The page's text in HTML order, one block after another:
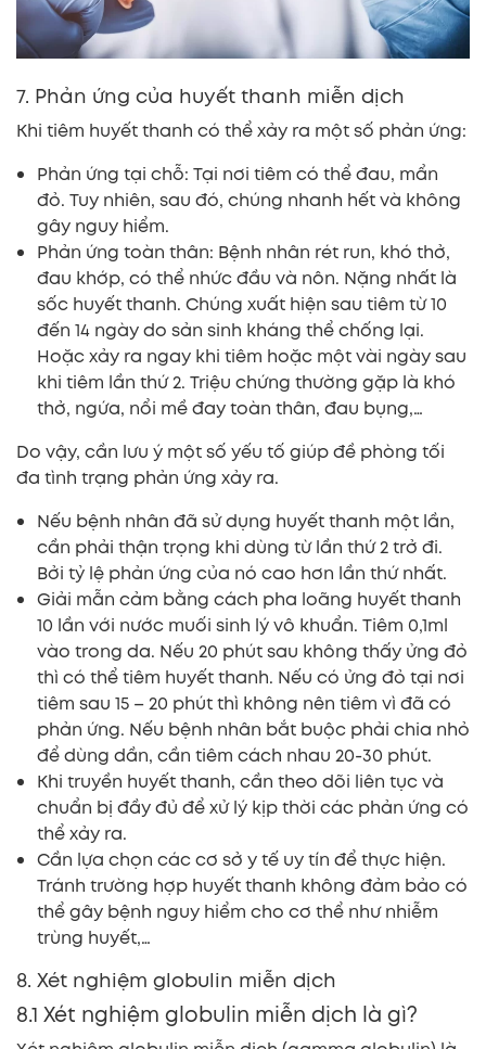
7. Phản ứng của huyết thanh miễn dịch
Khi tiêm huyết thanh có thể xảy ra một số phản ứng:
Phản ứng tại chỗ: Tại nơi tiêm có thể đau, mẩn
đỏ. Tuy nhiên, sau đó, chúng nhanh hết và không
gây nguy hiểm.
Phản ứng toàn thân: Bệnh nhân rét run, khó thở,
đau khớp, có thể nhức đầu và nôn. Nặng nhất là
sốc huyết thanh. Chúng xuất hiện sau tiêm từ 10
đến 14 ngày do sản sinh kháng thể chống lại.
Hoặc xảy ra ngay khi tiêm hoặc một vài ngày sau
khi tiêm lần thứ 2. Triệu chứng thường gặp là khó
thở, ngứa, nổi mề đay toàn thân, đau bụng,…
Do vậy, cần lưu ý một số yếu tố giúp đề phòng tối
đa tình trạng phản ứng xảy ra.
Nếu bệnh nhân đã sử dụng huyết thanh một lần,
cần phải thận trọng khi dùng từ lần thứ 2 trở đi.
Bởi tỷ lệ phản ứng của nó cao hơn lần thứ nhất.
Giải mẫn cảm bằng cách pha loãng huyết thanh
10 lần với nước muối sinh lý vô khuẩn. Tiêm 0,1ml
vào trong da. Nếu 20 phút sau không thấy ửng đỏ
thì có thể tiêm huyết thanh. Nếu có ửng đỏ tại nơi
tiêm sau 15 – 20 phút thì không nên tiêm vì đã có
phản ứng. Nếu bệnh nhân bắt buộc phải chia nhỏ
để dùng dần, cần tiêm cách nhau 20-30 phút.
Khi truyền huyết thanh, cần theo dõi liên tục và
chuẩn bị đầy đủ để xử lý kịp thời các phản ứng có
thể xảy ra.
Cần lựa chọn các cơ sở y tế uy tín để thực hiện.
Tránh trường hợp huyết thanh không đảm bảo có
thể gây bệnh nguy hiểm cho cơ thể như nhiễm
trùng huyết,…
8. Xét nghiệm globulin miễn dịch
8.1 Xét nghiệm globulin miễn dịch là gì?